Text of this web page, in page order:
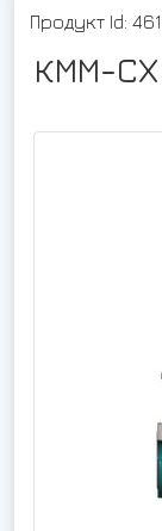
Продукт Id:
КММ-